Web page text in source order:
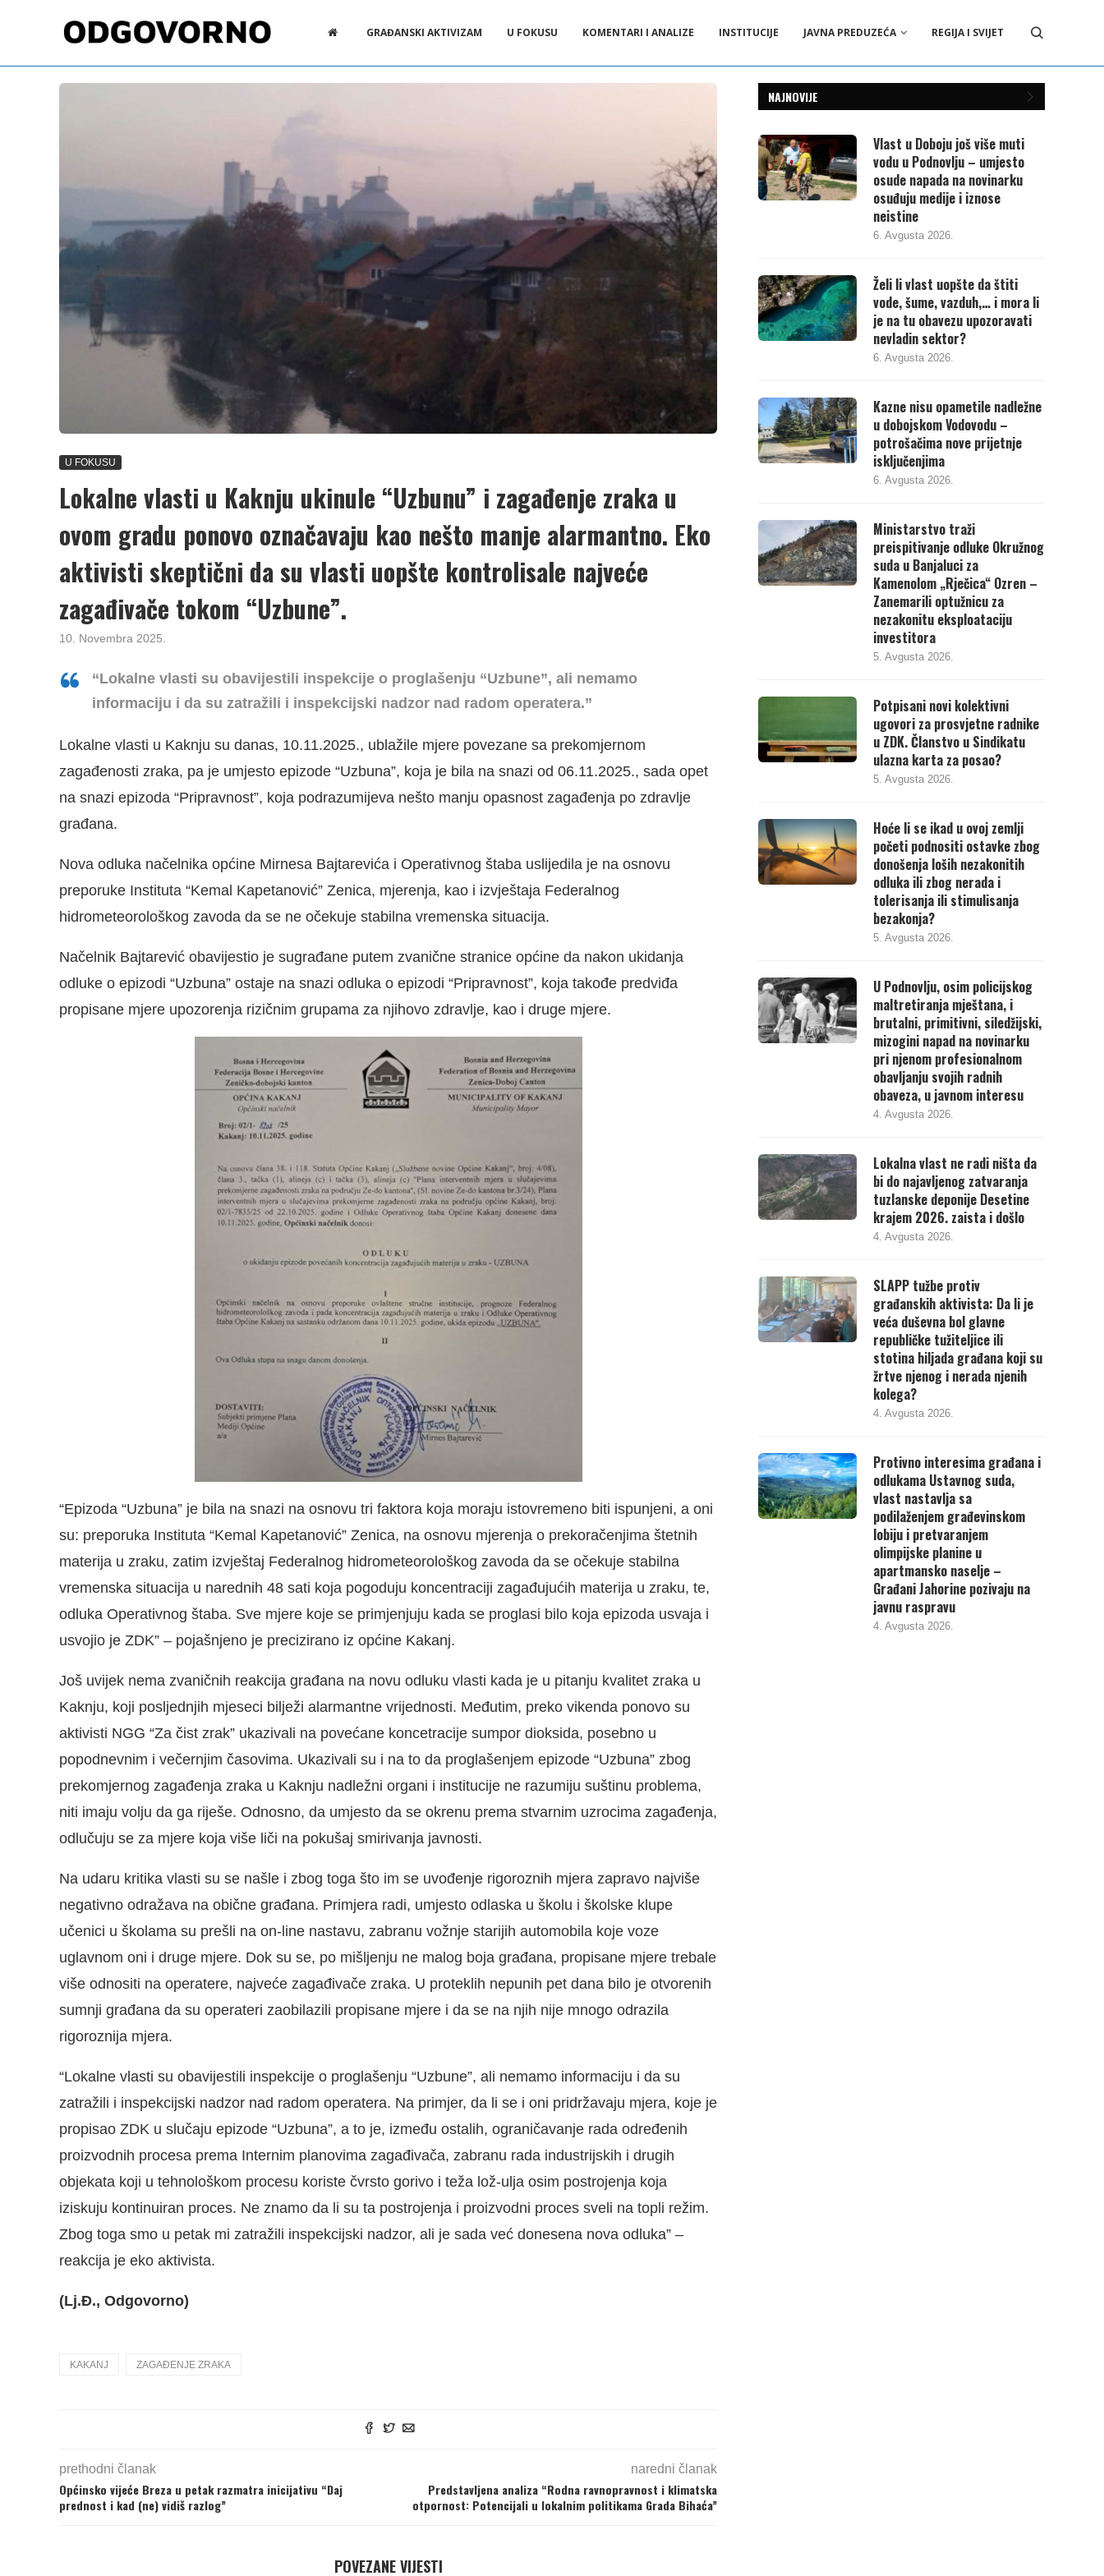
GRAĐANSKI AKTIVIZAM U FOKUSU KOMENTARI I ANALIZE INSTITUCIJE JAVNA PREDUZEĆA REGIJA I SVIJET
U FOKUSU
Lokalne vlasti u Kaknju ukinule “Uzbunu” i zagađenje zraka u
ovom gradu ponovo označavaju kao nešto manje alarmantno. Eko
aktivisti skeptični da su vlasti uopšte kontrolisale najveće
zagađivače tokom “Uzbune”.
10. Novembra 2025.
“Lokalne vlasti su obavijestili inspekcije o proglašenju “Uzbune”, ali nemamo
informaciju i da su zatražili i inspekcijski nadzor nad radom operatera.”
Lokalne vlasti u Kaknju su danas, 10.11.2025., ublažile mjere povezane sa prekomjernom
zagađenosti zraka, pa je umjesto epizode “Uzbuna”, koja je bila na snazi od 06.11.2025., sada opet
na snazi epizoda “Pripravnost”, koja podrazumijeva nešto manju opasnost zagađenja po zdravlje
građana.
Nova odluka načelnika općine Mirnesa Bajtarevića i Operativnog štaba uslijedila je na osnovu
preporuke Instituta “Kemal Kapetanović” Zenica, mjerenja, kao i izvještaja Federalnog
hidrometeorološkog zavoda da se ne očekuje stabilna vremenska situacija.
Načelnik Bajtarević obavijestio je sugrađane putem zvanične stranice općine da nakon ukidanja
odluke o epizodi “Uzbuna” ostaje na snazi odluka o epizodi “Pripravnost”, koja takođe predviđa
propisane mjere upozorenja rizičnim grupama za njihovo zdravlje, kao i druge mjere.
“Epizoda “Uzbuna” je bila na snazi na osnovu tri faktora koja moraju istovremeno biti ispunjeni, a oni
su: preporuka Instituta “Kemal Kapetanović” Zenica, na osnovu mjerenja o prekoračenjima štetnih
materija u zraku, zatim izvještaj Federalnog hidrometeorološkog zavoda da se očekuje stabilna
vremenska situacija u narednih 48 sati koja pogoduju koncentraciji zagađujućih materija u zraku, te,
odluka Operativnog štaba. Sve mjere koje se primjenjuju kada se proglasi bilo koja epizoda usvaja i
usvojio je ZDK” – pojašnjeno je precizirano iz općine Kakanj.
Još uvijek nema zvaničnih reakcija građana na novu odluku vlasti kada je u pitanju kvalitet zraka u
Kaknju, koji posljednjih mjeseci bilježi alarmantne vrijednosti. Međutim, preko vikenda ponovo su
aktivisti NGG “Za čist zrak” ukazivali na povećane koncetracije sumpor dioksida, posebno u
popodnevnim i večernjim časovima. Ukazivali su i na to da proglašenjem epizode “Uzbuna” zbog
prekomjernog zagađenja zraka u Kaknju nadležni organi i institucije ne razumiju suštinu problema,
niti imaju volju da ga riješe. Odnosno, da umjesto da se okrenu prema stvarnim uzrocima zagađenja,
odlučuju se za mjere koja više liči na pokušaj smirivanja javnosti.
Na udaru kritika vlasti su se našle i zbog toga što im se uvođenje rigoroznih mjera zapravo najviše
negativno odražava na obične građana. Primjera radi, umjesto odlaska u školu i školske klupe
učenici u školama su prešli na on-line nastavu, zabranu vožnje starijih automobila koje voze
uglavnom oni i druge mjere. Dok su se, po mišljenju ne malog boja građana, propisane mjere trebale
više odnositi na operatere, najveće zagađivače zraka. U proteklih nepunih pet dana bilo je otvorenih
sumnji građana da su operateri zaobilazili propisane mjere i da se na njih nije mnogo odrazila
rigoroznija mjera.
“Lokalne vlasti su obavijestili inspekcije o proglašenju “Uzbune”, ali nemamo informaciju i da su
zatražili i inspekcijski nadzor nad radom operatera. Na primjer, da li se i oni pridržavaju mjera, koje je
propisao ZDK u slučaju epizode “Uzbuna”, a to je, između ostalih, ograničavanje rada određenih
proizvodnih procesa prema Internim planovima zagađivača, zabranu rada industrijskih i drugih
objekata koji u tehnološkom procesu koriste čvrsto gorivo i teža lož-ulja osim postrojenja koja
iziskuju kontinuiran proces. Ne znamo da li su ta postrojenja i proizvodni proces sveli na topli režim.
Zbog toga smo u petak mi zatražili inspekcijski nadzor, ali je sada već donesena nova odluka” –
reakcija je eko aktivista.
(Lj.Đ., Odgovorno)
KAKANJ ZAGAĐENJE ZRAKA
prethodni članak
Općinsko vijeće Breza u petak razmatra inicijativu “Daj
prednost i kad (ne) vidiš razlog”
naredni članak
Predstavljena analiza “Rodna ravnopravnost i klimatska
otpornost: Potencijali u lokalnim politikama Grada Bihaća”
POVEZANE VIJESTI
NAJNOVIJE
Vlast u Doboju još više muti
vodu u Podnovlju – umjesto
osude napada na novinarku
osuđuju medije i iznose
neistine
6. Avgusta 2026.
Želi li vlast uopšte da štiti
vode, šume, vazduh,… i mora li
je na tu obavezu upozoravati
nevladin sektor?
6. Avgusta 2026.
Kazne nisu opametile nadležne
u dobojskom Vodovodu –
potrošačima nove prijetnje
isključenjima
6. Avgusta 2026.
Ministarstvo traži
preispitivanje odluke Okružnog
suda u Banjaluci za
Kamenolom „Rječica“ Ozren –
Zanemarili optužnicu za
nezakonitu eksploataciju
investitora
5. Avgusta 2026.
Potpisani novi kolektivni
ugovori za prosvjetne radnike
u ZDK. Članstvo u Sindikatu
ulazna karta za posao?
5. Avgusta 2026.
Hoće li se ikad u ovoj zemlji
početi podnositi ostavke zbog
donošenja loših nezakonitih
odluka ili zbog nerada i
tolerisanja ili stimulisanja
bezakonja?
5. Avgusta 2026.
U Podnovlju, osim policijskog
maltretiranja mještana, i
brutalni, primitivni, siledžijski,
mizogini napad na novinarku
pri njenom profesionalnom
obavljanju svojih radnih
obaveza, u javnom interesu
4. Avgusta 2026.
Lokalna vlast ne radi ništa da
bi do najavljenog zatvaranja
tuzlanske deponije Desetine
krajem 2026. zaista i došlo
4. Avgusta 2026.
SLAPP tužbe protiv
građanskih aktivista: Da li je
veća duševna bol glavne
republičke tužiteljice ili
stotina hiljada građana koji su
žrtve njenog i nerada njenih
kolega?
4. Avgusta 2026.
Protivno interesima građana i
odlukama Ustavnog suda,
vlast nastavlja sa
podilaženjem građevinskom
lobiju i pretvaranjem
olimpijske planine u
apartmansko naselje –
Građani Jahorine pozivaju na
javnu raspravu
4. Avgusta 2026.